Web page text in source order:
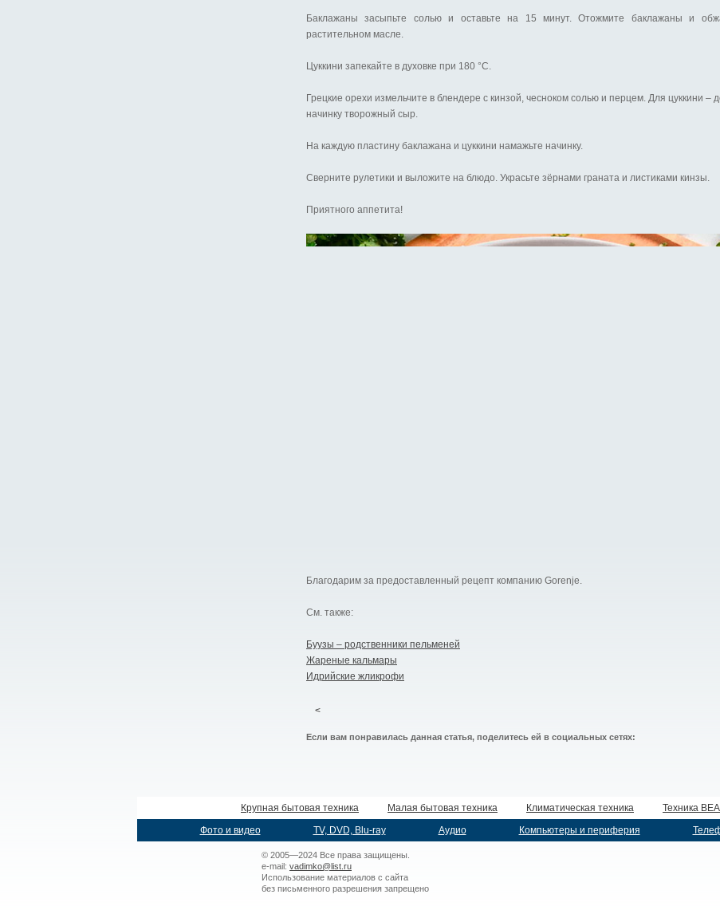
Баклажаны засыпьте солью и оставьте на 15 минут. Отожмите баклажаны и
растительном масле.
Цуккини запекайте в духовке при 180 °С.
Грецкие орехи измельчите в блендере с кинзой, чесноком солью и перцем. Для цуккини –
начинку творожный сыр.
На каждую пластину баклажана и цуккини намажьте начинку.
Сверните рулетики и выложите на блюдо. Украсьте зёрнами граната и листиками кинзы.
Приятного аппетита!
Благодарим за предоставленный рецепт компанию Gorenje.
См. также:
Буузы – родственники пельменей
Жареные кальмары
Идрийские жликрофи
<
Если вам понравилась данная статья, поделитесь ей в социальных сетях:
Крупная бытовая техника Малая бытовая техника Климатическая техника Техника
Фото и видео
TV, DVD, Blu-ray Аудио Компьютеры и периферия
© 2005—2024 Все права защищены.
e-mail: vadimko@list.ru
Использование материалов с сайта
без письменного разрешения запрещено